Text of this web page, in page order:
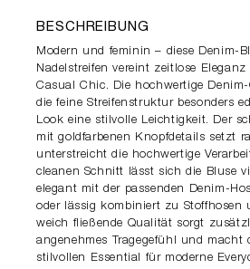
BESCHREIBUNG
Modern und feminin – diese Denim-
Nadelstreifen vereint zeitlose Eleganz
Casual Chic. Die hochwertige
die feine Streifenstruktur besonders
Look eine stilvolle Leichtigkeit. Der
mit goldfarbenen Knopfdetails setzt
unterstreicht die hochwertige
cleanen Schnitt lässt sich die Bluse
elegant mit der passenden Denim-
oder lässig kombiniert zu Stoffhosen
weich fließende Qualität sorgt
angenehmes Tragegefühl und macht
stilvollen Essential für moderne